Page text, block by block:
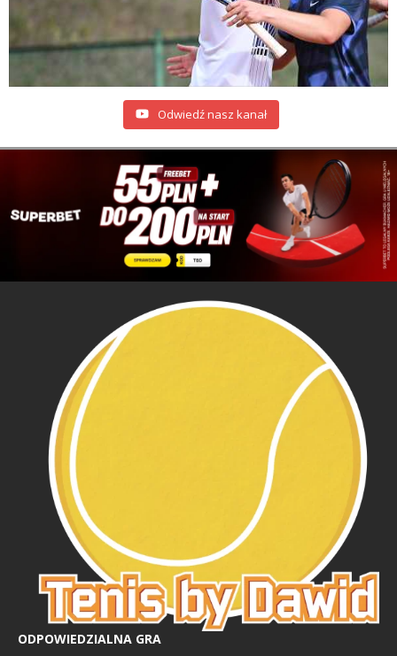
Odwiedź nasz kanał
ODPOWIEDZIALNA GRA